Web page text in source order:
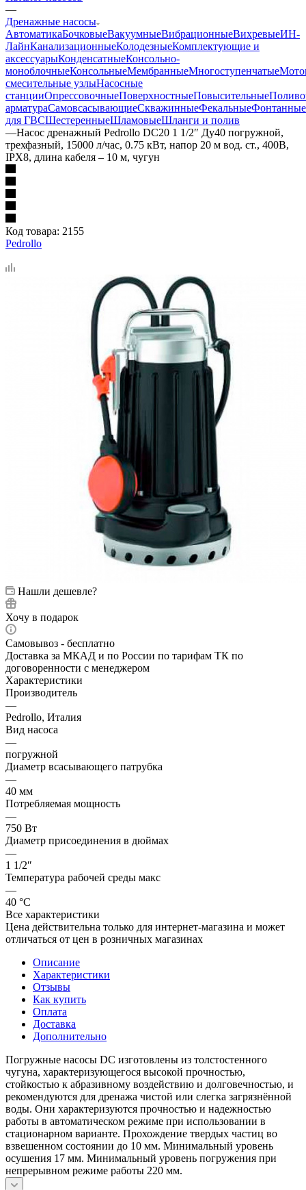
—
Дренажные насосы
АвтоматикаБочковыеВакуумныеВибрационныеВихревыеИН-
ЛайнКанализационныеКолодезныеКомплектующие и
аксессуарыКонденсатныеКонсольно-
моноблочныеКонсольныеМембранныеМногоступенчатые
смесительные узлыНасосные
станцииОпрессовочныеПоверхностныеПовысительные
арматураСамовсасывающиеСкважинныеФекальныеФонтанные
для ГВСШестеренныеШламовыеШланги и полив
—Насос дренажный Pedrollo DC20 1 1/2″ Ду40 погружной,
трехфазный, 15000 л/час, 0.75 кВт, напор 20 м вод. ст., 400В,
IPX8, длина кабеля – 10 м, чугун
Код товара: 2155
Pedrollo
Нашли дешевле?
Хочу в подарок
Самовывоз - бесплатно
Доставка за МКАД и по России по тарифам ТК по
договоренности с менеджером
Характеристики
Производитель
—
Pedrollo, Италия
Вид насоса
—
погружной
Диаметр всасывающего патрубка
—
40 мм
Потребляемая мощность
—
750 Вт
Диаметр присоединения в дюймах
—
1 1/2″
Температура рабочей среды макс
—
40 °С
Все характеристики
Цена действительна только для интернет-магазина и может
отличаться от цен в розничных магазинах
Описание
Характеристики
Отзывы
Как купить
Оплата
Доставка
Дополнительно
Погружные насосы DC изготовлены из толстостенного
чугуна, характеризующегося высокой прочностью,
стойкостью к абразивному воздействию и долговечностью, и
рекомендуются для дренажа чистой или слегка загрязнённой
воды. Они характеризуются прочностью и надежностью
работы в автоматическом режиме при использовании в
стационарном варианте. Прохождение твердых частиц во
взвешенном состоянии до 10 мм. Минимальный уровень
осушения 17 мм. Минимальный уровень погружения при
непрерывном режиме работы 220 мм.